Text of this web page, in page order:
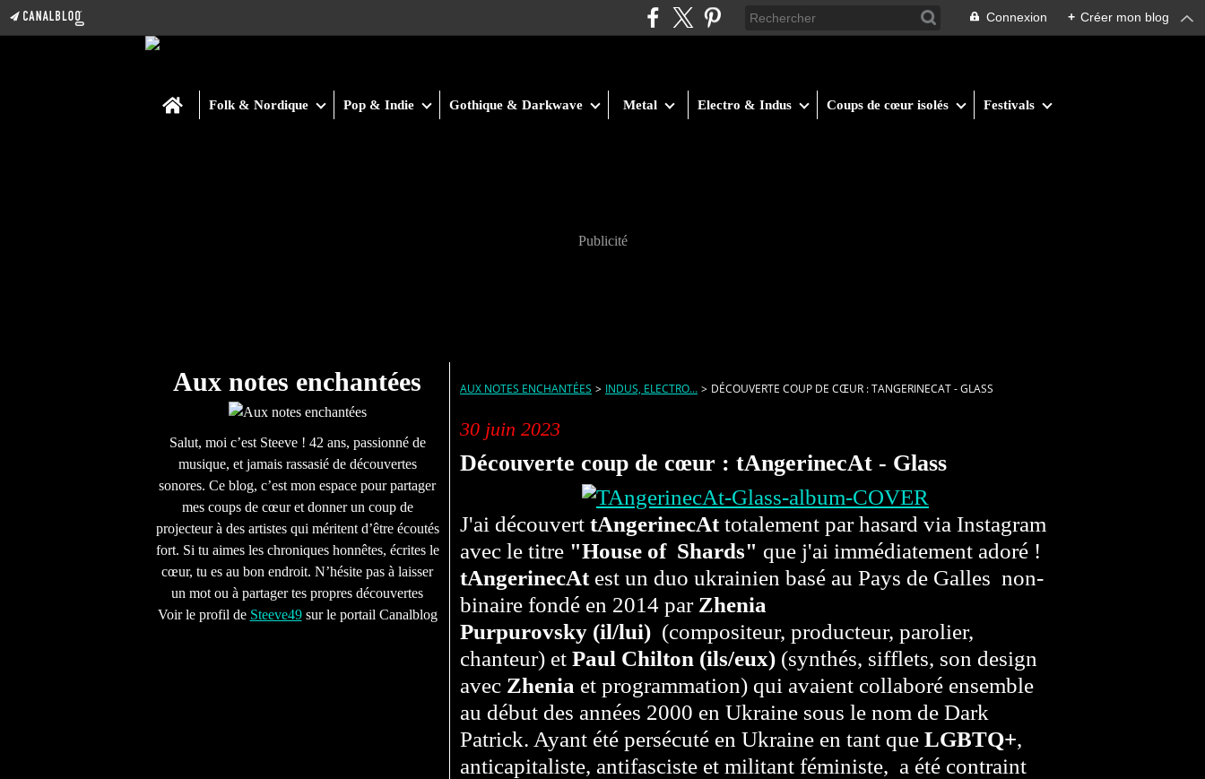
Connexion + Créer mon blog
Home
Folk & Nordique Pop & Indie Gothique & Darkwave Metal Electro & Indus Coups de cœur isolés Festivals
Publicité
Aux notes enchantées
Salut, moi c’est Steeve ! 42 ans, passionné de
musique, et jamais rassasié de découvertes
sonores. Ce blog, c’est mon espace pour partager
mes coups de cœur et donner un coup de
projecteur à des artistes qui méritent d’être écoutés
fort. Si tu aimes les chroniques honnêtes, écrites le
cœur, tu es au bon endroit. N’hésite pas à laisser
un mot ou à partager tes propres découvertes
Voir le profil de Steeve49sur le portail Canalblog
AUX NOTES ENCHANTÉES > INDUS, ELECTRO... > DÉCOUVERTE COUP DE CŒUR : TANGERINECAT - GLASS
30 juin 2023
Découverte coup de cœur : tAngerinecAt - Glass
J'ai découvert tAngerinecAttotalement par hasard via Instagram
avec le titre "House of Shards" que j'ai immédiatement adoré !
tAngerinecAtest un duo ukrainien basé au Pays de Galles non-
binaire fondé en 2014 par Zhenia
Purpurovsky (il/lui) (compositeur, producteur, parolier,
chanteur) et Paul Chilton (ils/eux) (synthés, sifflets, son design
avec Zhenia et programmation) qui avaient collaboré ensemble
au début des années 2000 en Ukraine sous le nom de Dark
Patrick. Ayant été persécuté en Ukraine en tant que LGBTQ+,
anticapitaliste, antifasciste et militant féministe, a été contraint